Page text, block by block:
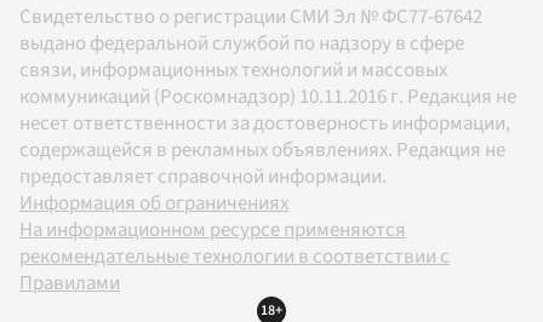
Свидетельство о регистрации СМИ Эл № ФС77-67642
выдано федеральной службой по надзору в сфере
связи, информационных технологий и массовых
коммуникаций (Роскомнадзор) 10.11.2016 г. Редакция не
несет ответственности за достоверность информации,
содержащейся в рекламных объявлениях. Редакция не
предоставляет справочной информации.
Информация об ограничениях
На информационном ресурсе применяются
рекомендательные технологии в соответствии с
Правилами
18+